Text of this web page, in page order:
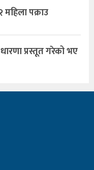
पक्राउ
प्रस्तूत गरेको भए